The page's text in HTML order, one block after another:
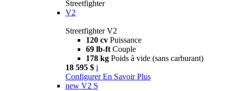
Streetfighter
V2
Streetfighter V2
120 cv Puissance
69 lb-ft Couple
178 kg Poids à vide (sans carburant)
18 595 $ i
Configurer En Savoir Plus
new V2 S